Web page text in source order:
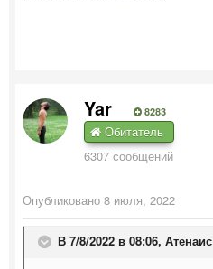
Yar 8283
Обитатель
6307 сообщений
Опубликовано 8 июля, 2022
В 7/8/2022 в 08:06, Атенаис